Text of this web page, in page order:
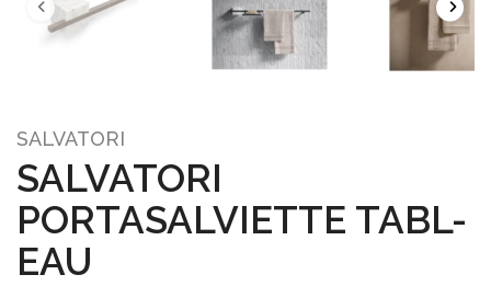
SALVATORI
SALVATORI
PORTASALVIETTE TABL-
EAU